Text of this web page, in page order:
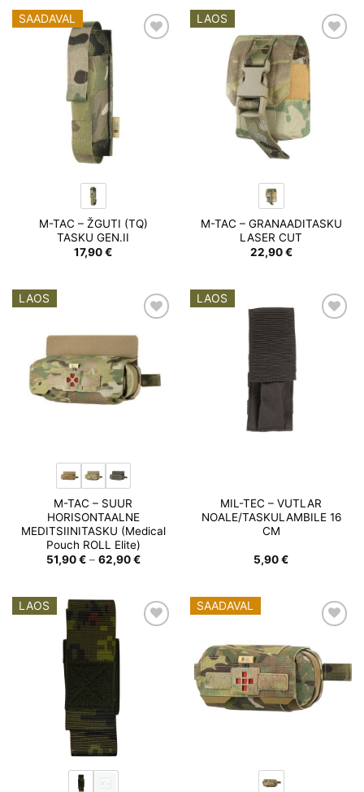
SAADAVAL
M-TAC – ŽGUTI (TQ)
TASKU GEN.II
17,90€
LAOS
M-TAC – GRANAADITASKU
LASER CUT
22,90€
LAOS
wishlist
M-TAC – SUUR
HORISONTAALNE
MEDITSIINITASKU (Medical
Pouch ROLL Elite)
51,90€ – 62,90€Hinnavahemik:
LAOS
MIL-TEC – VUTLAR
NOALE/TASKULAMBILE 16
CM
5,90€
LAOS SAADAVAL
wishlist